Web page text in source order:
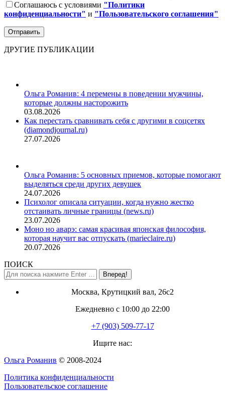
Соглашаюсь с условиями "Политики
конфиденциальности" и "Пользовательского соглашения"
ДРУГИЕ ПУБЛИКАЦИИ
Ольга Романив: 4 перемены в поведении мужчины,
которые должны насторожить
03.08.2026
Как перестать сравнивать себя с другими в соцсетях
(diamondjournal.ru)
27.07.2026
Ольга Романив: 5 основных приемов, которые помогают
выделяться среди других девушек
24.07.2026
Психолог описала ситуации, когда нужно жестко
отстаивать личные границы (news.ru)
23.07.2026
Моно но аварэ: самая красивая японская философия,
которая научит вас отпускать (marieclaire.ru)
20.07.2026
ПОИСК
Поиск:
Москва, Крутицкий вал, 26с2
Ежедневно с 10:00 до 22:00
+7 (903) 509-77-17
Ищите нас:
открывается
Ольга Романив © 2008-2024
Политика конфиденциальности
Пользовательское соглашение